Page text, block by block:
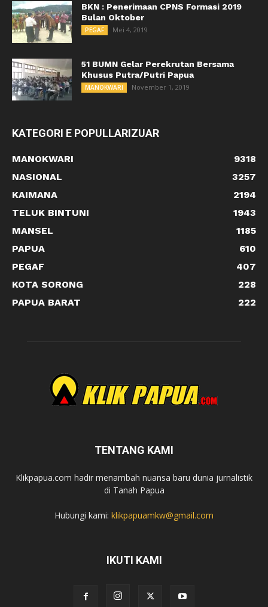
BKN : Penerimaan CPNS Formasi 2019
Bulan Oktober
PEGAF Mei 4, 2019
51 BUMN Gelar Perekrutan Bersama
Khusus Putra/Putri Papua
MANOKWARI November 1, 2019
KATEGORI E POPULLARIZUAR
MANOKWARI
9318
NASIONAL
3257
KAIMANA
2194
TELUK BINTUNI
1943
MANSEL
1185
PAPUA
610
PEGAF
407
KOTA SORONG
228
PAPUA BARAT
222
TENTANG KAMI
Klikpapua.com hadir menambah nuansa baru dunia jurnalistik
di Tanah Papua
Hubungi kami: klikpapuamkw@gmail.com
IKUTI KAMI